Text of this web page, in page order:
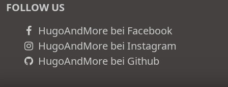
FOLLOW US
HugoAndMore bei Facebook
HugoAndMore bei Instagram
HugoAndMore bei Github